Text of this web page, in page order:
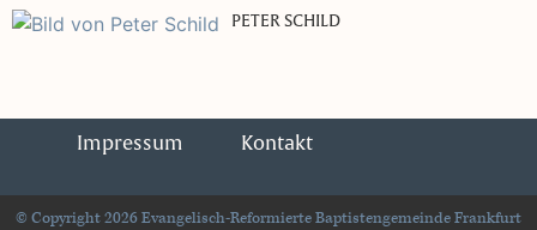
PETER SCHILD
Impressum Kontakt
© Copyright 2026 Evangelisch-Reformierte Baptistengemeinde Frankfurt